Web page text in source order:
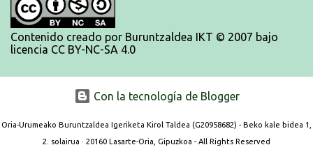
Contenido creado por Buruntzaldea IKT © 2007 bajo
licencia CC BY-NC-SA 4.0
Con la tecnología de Blogger
Oria-Urumeako Buruntzaldea Igeriketa Kirol Taldea (G20958682) - Beko kale bidea 1,
2. solairua · 20160 Lasarte-Oria, Gipuzkoa - All Rights Reserved